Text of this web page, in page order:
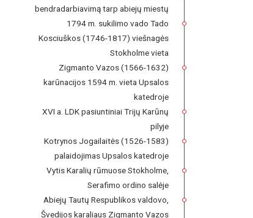
bendradarbiavimą tarp abiejų miestų
1794 m. sukilimo vado Tado
Kosciuškos (1746-1817) viešnagės
Stokholme vieta
Zigmanto Vazos (1566-1632)
karūnacijos 1594 m. vieta Upsalos
katedroje
XVI a. LDK pasiuntiniai Trijų Karūnų
pilyje
Kotrynos Jogailaitės (1526-1583)
palaidojimas Upsalos katedroje
Vytis Karalių rūmuose Stokholme,
Serafimo ordino salėje
Abiejų Tautų Respublikos valdovo,
Švedijos karaliaus Zigmanto Vazos